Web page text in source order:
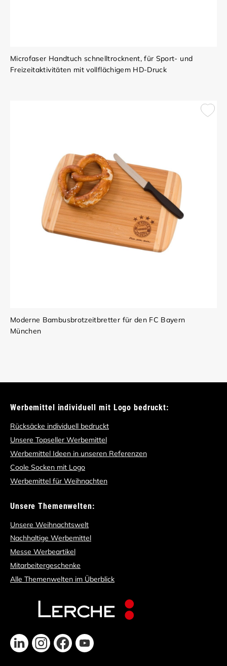
Microfaser Handtuch schnelltrocknent, für Sport- und
Freizeitaktivitäten mit vollflächigem HD-Druck
Moderne Bambusbrotzeitbretter für den FC Bayern
München
Werbemittel individuell mit Logo bedruckt:
Rücksäcke individuell bedruckt
Unsere Topseller Werbemittel
Werbemittel Ideen in unseren Referenzen
Coole Socken mit Logo
Werbemittel für Weihnachten
Unsere Themenwelten:
Unsere Weihnachtswelt
Nachhaltige Werbemittel
Messe Werbeartikel
Mitarbeitergeschenke
Alle Themenwelten im Überblick